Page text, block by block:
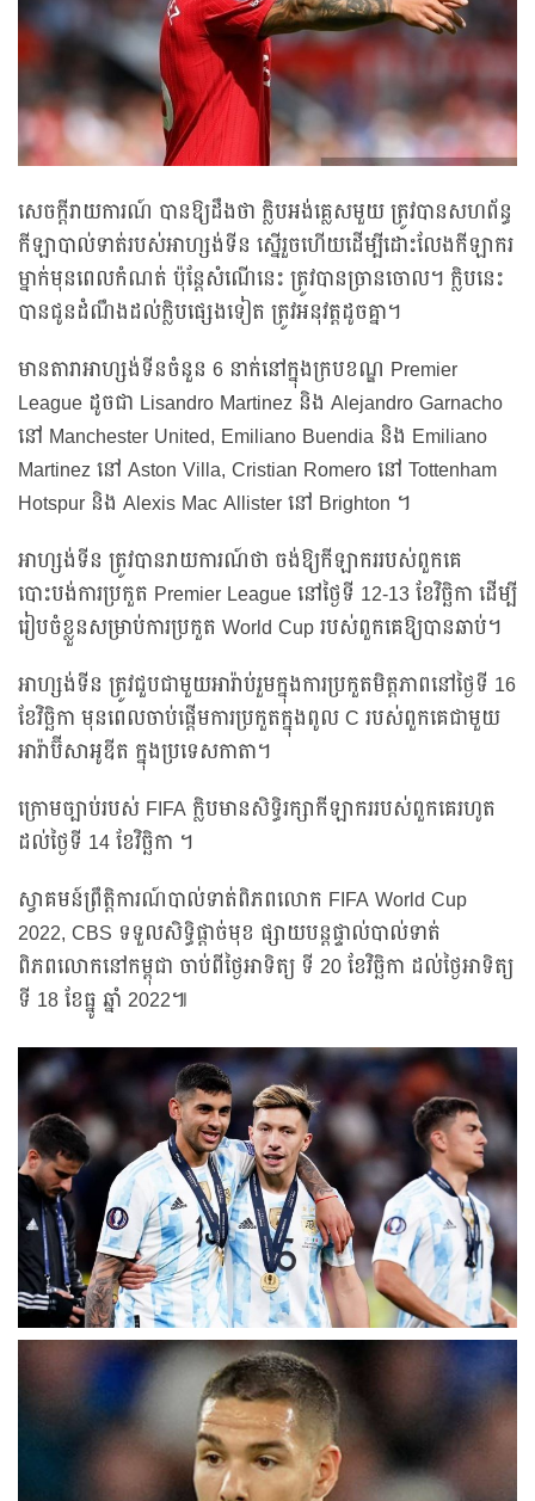
សេចក្ដីរាយការណ៍ បានឱ្យដឹងថា ក្លិបអង់គ្លេសមួយ ត្រូវបានសហព័ន្ធ
កីឡាបាល់ទាត់របស់អាហ្សង់ទីន ស្នើរួចហើយដើម្បីដោះលែងកីឡាករ
ម្នាក់មុនពេលកំណត់ ប៉ុន្តែសំណើនេះ ត្រូវបានច្រានចោល។ ក្លិបនេះ
បានជូនដំណឹងដល់ក្លិបផ្សេងទៀត ត្រូវអនុវត្តដូចគ្នា។
មានតារាអាហ្សង់ទីនចំនួន 6 នាក់នៅក្នុងក្របខណ្ឌ Premier
League ដូចជា Lisandro Martinez និង Alejandro Garnacho
នៅ Manchester United, Emiliano Buendia និង Emiliano
Martinez នៅ Aston Villa, Cristian Romero នៅ Tottenham
Hotspur និង Alexis Mac Allister នៅ Brighton ។
អាហ្សង់ទីន ត្រូវបានរាយការណ៍ថា ចង់ឱ្យកីឡាកររបស់ពួកគេ
បោះបង់ការប្រកួត Premier League នៅថ្ងៃទី 12-13 ខែវិច្ឆិកា ដើម្បី
រៀបចំខ្លួនសម្រាប់ការប្រកួត World Cup របស់ពួកគេឱ្យបានឆាប់។
អាហ្សង់ទីន ត្រូវជួបជាមួយអារ៉ាប់រួមក្នុងការប្រកួតមិត្តភាពនៅថ្ងៃទី 16
ខែវិច្ឆិកា មុនពេលចាប់ផ្តើមការប្រកួតក្នុងពូល C របស់ពួកគេជាមួយ
អារ៉ាប៊ីសាអូឌីត ក្នុងប្រទេសកាតា។
ក្រោមច្បាប់របស់ FIFA ក្លិបមានសិទ្ធិរក្សាកីឡាកររបស់ពួកគេរហូត
ដល់ថ្ងៃទី 14 ខែវិច្ឆិកា ។
ស្វាគមន៍ព្រឹត្តិការណ៍បាល់ទាត់ពិភពលោក FIFA World Cup
2022, CBS ទទួលសិទ្ធិផ្ដាច់មុខ ផ្សាយបន្ដផ្ទាល់បាល់ទាត់
ពិភពលោកនៅកម្ពុជា ចាប់ពីថ្ងៃអាទិត្យ ទី 20 ខែវិច្ឆិកា ដល់ថ្ងៃអាទិត្យ
ទី 18 ខែធ្នូ ឆ្នាំ 2022៕